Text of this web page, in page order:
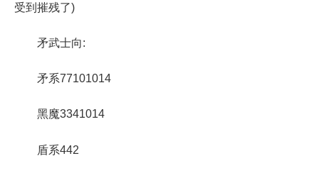
受到摧残了)
矛武士向:
矛系77101014
黑魔3341014
盾系442